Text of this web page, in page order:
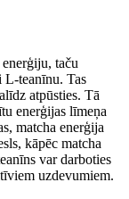
taču
L-teanīnu. Tas
atpūsties. Tā
enerģijas līmeņa
matcha enerģija
kāpēc matcha
var darboties
uzdevumiem.